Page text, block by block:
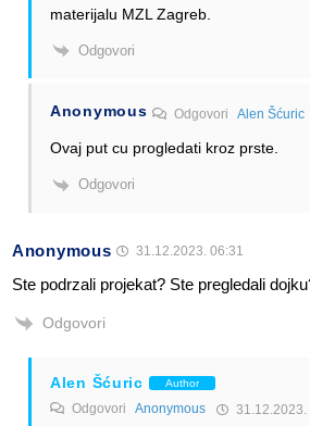
materijalu MZL Zagreb.
Odgovori
Anonymous OdgovoriAlen Šćuric
Ovaj put cu progledati kroz prste.
Odgovori
Anonymous 31.12.2023. 06:31
Ste podrzali projekat? Ste pregledali
Odgovori
Alen Šćuric Author
Odgovori Anonymous 31.12.2023.